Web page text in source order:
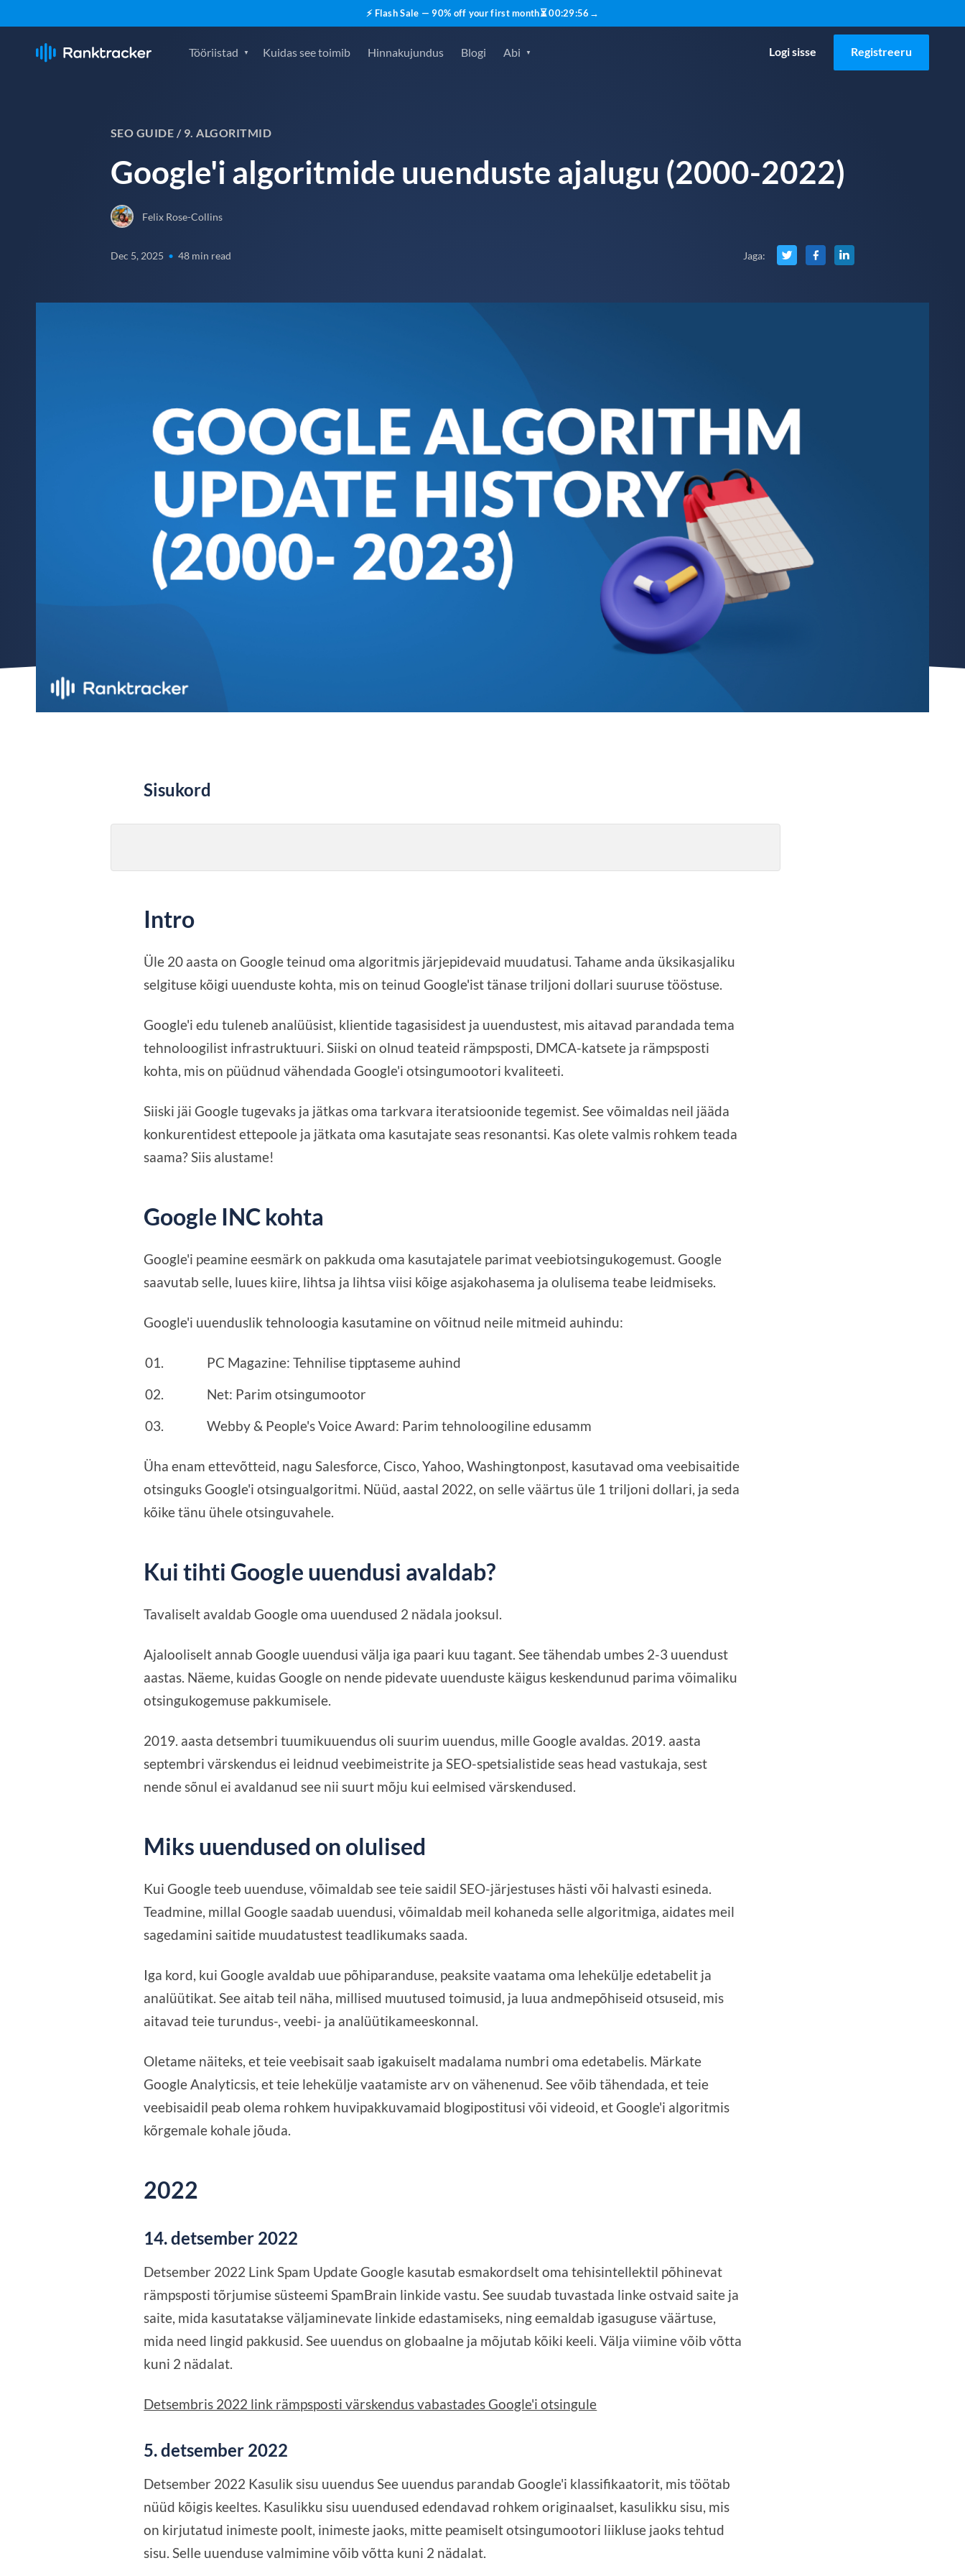
⚡ Flash Sale — 90% off your first month⏳00:29:55 →
Tööriistad Kuidas see toimib Hinnakujundus Blogi Abi Logi sisse Registreeru
SEO GUIDE / 9. ALGORITMID
Google'i algoritmide uuenduste ajalugu (2000-2022)
Felix Rose-Collins
Dec 5, 2025 • 48 min read Jaga:
Sisukord
Intro
Üle 20 aasta on Google teinud oma algoritmis järjepidevaid muudatusi. Tahame anda üksikasjaliku
selgituse kõigi uuenduste kohta, mis on teinud Google'ist tänase triljoni dollari suuruse tööstuse.
Google'i edu tuleneb analüüsist, klientide tagasisidest ja uuendustest, mis aitavad parandada tema
tehnoloogilist infrastruktuuri. Siiski on olnud teateid rämpsposti, DMCA-katsete ja rämpsposti
kohta, mis on püüdnud vähendada Google'i otsingumootori kvaliteeti.
Siiski jäi Google tugevaks ja jätkas oma tarkvara iteratsioonide tegemist. See võimaldas neil jääda
konkurentidest ettepoole ja jätkata oma kasutajate seas resonantsi. Kas olete valmis rohkem teada
saama? Siis alustame!
Google INC kohta
Google'i peamine eesmärk on pakkuda oma kasutajatele parimat veebiotsingukogemust. Google
saavutab selle, luues kiire, lihtsa ja lihtsa viisi kõige asjakohasema ja olulisema teabe leidmiseks.
Google'i uuenduslik tehnoloogia kasutamine on võitnud neile mitmeid auhindu:
PC Magazine: Tehnilise tipptaseme auhind
Net: Parim otsingumootor
Webby & People's Voice Award: Parim tehnoloogiline edusamm
Üha enam ettevõtteid, nagu Salesforce, Cisco, Yahoo, Washingtonpost, kasutavad oma veebisaitide
otsinguks Google'i otsingualgoritmi. Nüüd, aastal 2022, on selle väärtus üle 1 triljoni dollari, ja seda
kõike tänu ühele otsinguvahele.
Kui tihti Google uuendusi avaldab?
Tavaliselt avaldab Google oma uuendused 2 nädala jooksul.
Ajalooliselt annab Google uuendusi välja iga paari kuu tagant. See tähendab umbes 2-3 uuendust
aastas. Näeme, kuidas Google on nende pidevate uuenduste käigus keskendunud parima võimaliku
otsingukogemuse pakkumisele.
2019. aasta detsembri tuumikuuendus oli suurim uuendus, mille Google avaldas. 2019. aasta
septembri värskendus ei leidnud veebimeistrite ja SEO-spetsialistide seas head vastukaja, sest
nende sõnul ei avaldanud see nii suurt mõju kui eelmised värskendused.
Miks uuendused on olulised
Kui Google teeb uuenduse, võimaldab see teie saidil SEO-järjestuses hästi või halvasti esineda.
Teadmine, millal Google saadab uuendusi, võimaldab meil kohaneda selle algoritmiga, aidates meil
sagedamini saitide muudatustest teadlikumaks saada.
Iga kord, kui Google avaldab uue põhiparanduse, peaksite vaatama oma lehekülje edetabelit ja
analüütikat. See aitab teil näha, millised muutused toimusid, ja luua andmepõhiseid otsuseid, mis
aitavad teie turundus-, veebi- ja analüütikameeskonnal.
Oletame näiteks, et teie veebisait saab igakuiselt madalama numbri oma edetabelis. Märkate
Google Analyticsis, et teie lehekülje vaatamiste arv on vähenenud. See võib tähendada, et teie
veebisaidil peab olema rohkem huvipakkuvamaid blogipostitusi või videoid, et Google'i algoritmis
kõrgemale kohale jõuda.
2022
14. detsember 2022
Detsember 2022 Link Spam Update Google kasutab esmakordselt oma tehisintellektil põhinevat
rämpsposti tõrjumise süsteemi SpamBrain linkide vastu. See suudab tuvastada linke ostvaid saite ja
saite, mida kasutatakse väljaminevate linkide edastamiseks, ning eemaldab igasuguse väärtuse,
mida need lingid pakkusid. See uuendus on globaalne ja mõjutab kõiki keeli. Välja viimine võib võtta
kuni 2 nädalat.
Detsembris 2022 link rämpsposti värskendus vabastades Google'i otsingule
5. detsember 2022
Detsember 2022 Kasulik sisu uuendus See uuendus parandab Google'i klassifikaatorit, mis töötab
nüüd kõigis keeltes. Kasulikku sisu uuendused edendavad rohkem originaalset, kasulikku sisu, mis
on kirjutatud inimeste poolt, inimeste jaoks, mitte peamiselt otsingumootori liikluse jaoks tehtud
sisu. Selle uuenduse valmimine võib võtta kuni 2 nädalat.